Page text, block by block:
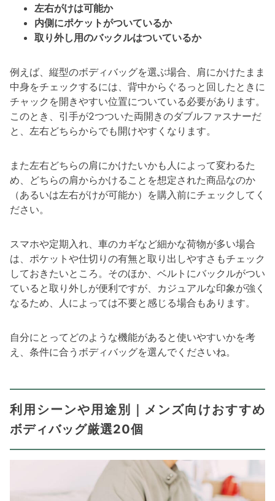
左右がけは可能か
内側にポケットがついているか
取り外し用のバックルはついているか
例えば、縦型のボディバッグを選ぶ場合、肩にかけたまま
中身をチェックするには、背中からぐるっと回したときに
チャックを開きやすい位置についている必要があります。
このとき、引手が2つついた両開きのダブルファスナーだ
と、左右どちらからでも開けやすくなります。
また左右どちらの肩にかけたいかも人によって変わるた
め、どちらの肩からかけることを想定された商品なのか
（あるいは左右がけが可能か）を購入前にチェックしてく
ださい。
スマホや定期入れ、車のカギなど細かな荷物が多い場合
は、ポケットや仕切りの有無と取り出しやすさもチェック
しておきたいところ。そのほか、ベルトにバックルがつい
ていると取り外しが便利ですが、カジュアルな印象が強く
なるため、人によっては不要と感じる場合もあります。
自分にとってどのような機能があると使いやすいかを考
え、条件に合うボディバッグを選んでくださいね。
利用シーンや用途別｜メンズ向けおすすめ
ボディバッグ厳選20個